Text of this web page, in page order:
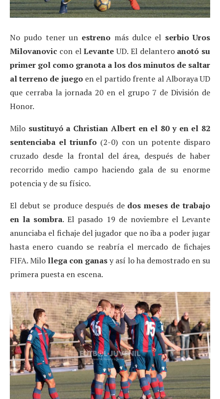
No pudo tener un estreno más dulce el serbio Uros
Milovanovic con elLevanteUD. El delantero anotó su
primer gol como granota a los dos minutos de saltar
al terreno de juegoen el partido frente al Alboraya UD
que cerraba la jornada 20 en el grupo 7 de División de
Honor.
Milo sustituyó a Christian Albert en el 80 y en el 82
sentenciaba el triunfo (2-0) con un potente disparo
cruzado desde la frontal del área, después de haber
recorrido medio campo haciendo gala de su enorme
potencia y de su físico.
El debut se produce después de dos meses de trabajo
en la sombra. El pasado 19 de noviembre el Levante
anunciaba el fichaje del jugador que no iba a poder jugar
hasta enero cuando se reabría el mercado de fichajes
FIFA. Milo llega con ganasy así lo ha demostrado en su
primera puesta en escena.